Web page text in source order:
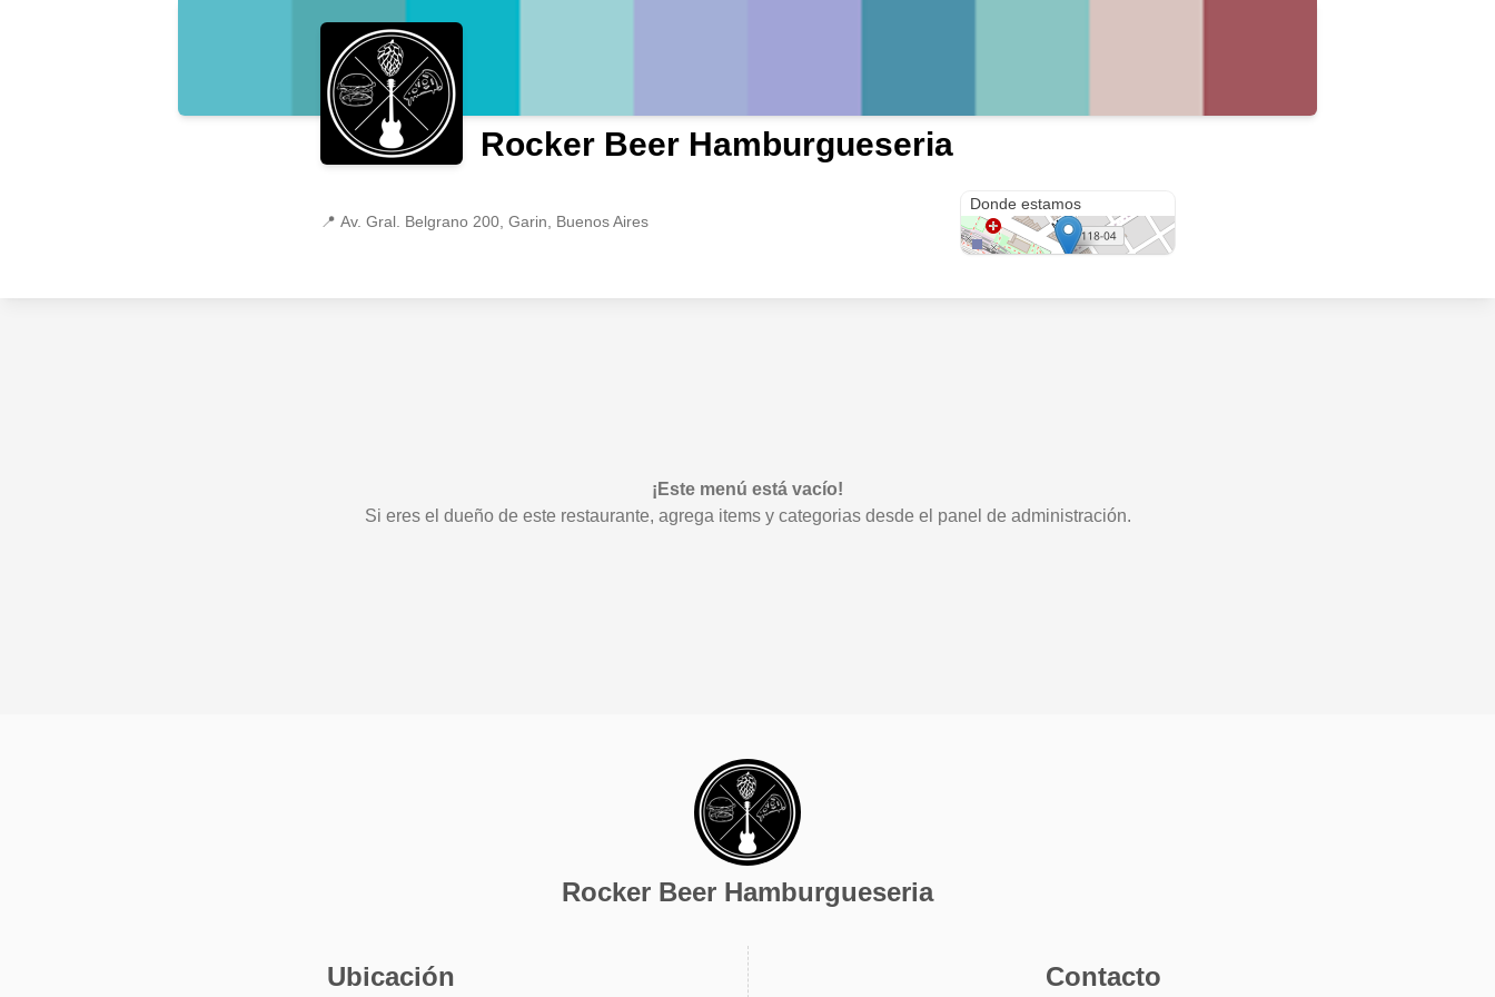
Rocker Beer Hamburgueseria
📍 Av. Gral. Belgrano 200, Garin, Buenos Aires
Donde estamos
¡Este menú está vacío!
Si eres el dueño de este restaurante, agrega items y categorias desde el panel de administración.
Rocker Beer Hamburgueseria
Ubicación Contacto